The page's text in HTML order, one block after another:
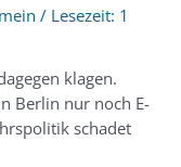
/
1
klagen.
Berlin nur noch E-
schadet